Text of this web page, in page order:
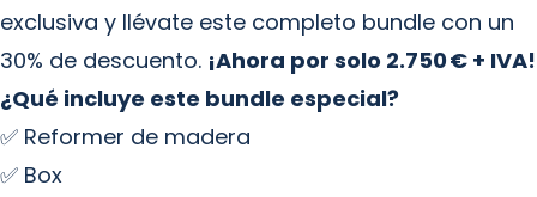
exclusiva y llévate este completo bundle con un
30% de descuento. ¡Ahora por solo 2.750 € + IVA!
¿Qué incluye este bundle especial?
✅ Reformer de madera
✅ Box